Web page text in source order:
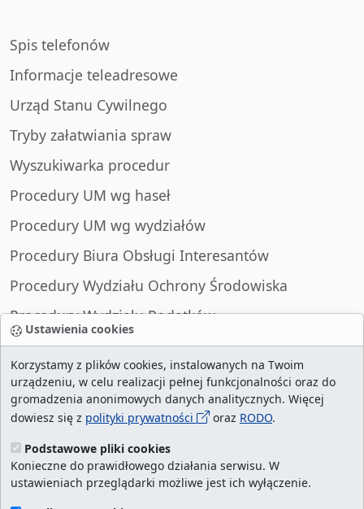
Ustawienia cookies
Korzystamy z plików cookies, instalowanych na Twoim
urządzeniu, w celu realizacji pełnej funkcjonalności oraz do
gromadzenia anonimowych danych analitycznych. Więcej
dowiesz się z polityki prywatności oraz RODO.
Podstawowe pliki cookies
Konieczne do prawidłowego działania serwisu. W
ustawieniach przeglądarki możliwe jest ich wyłączenie.
Spis telefonów
Informacje teleadresowe
Urząd Stanu Cywilnego
Tryby załatwiania spraw
Wyszukiwarka procedur
Procedury UM wg haseł
Procedury UM wg wydziałów
Procedury Biura Obsługi Interesantów
Procedury Wydziału Ochrony Środowiska
Procedury Wydziału Podatków
Procedury Wydziału Spraw Obywatelskich
liczba wizyt:29001594/ aktualna strona:
najczęściej odwiedzane strony
cookies